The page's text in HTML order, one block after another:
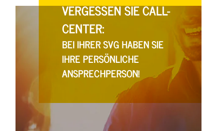
VERGESSEN SIE CALL-
CENTER:
BEI IHRER SVG HABEN SIE
IHRE PERSÖNLICHE
ANSPRECHPERSON!